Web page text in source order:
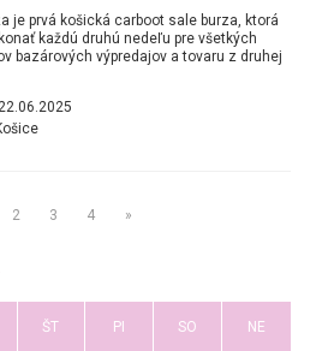
je prvá košická carboot sale burza, ktorá
každú druhú nedeľu pre všetkých
bazárových výpredajov a tovaru z druhej
2 3 4 »
ŠT PI SO NE